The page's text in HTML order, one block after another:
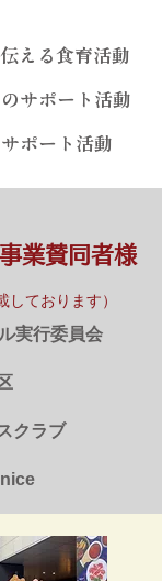
える食育活動
サポート活動
ポート活動
業賛同者様
しております）
実行委員会
クラブ